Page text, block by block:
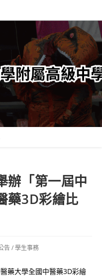
辦「第一屆中
藥3D彩繪比
告/學生事務
藥大學全國中醫藥3D彩繪